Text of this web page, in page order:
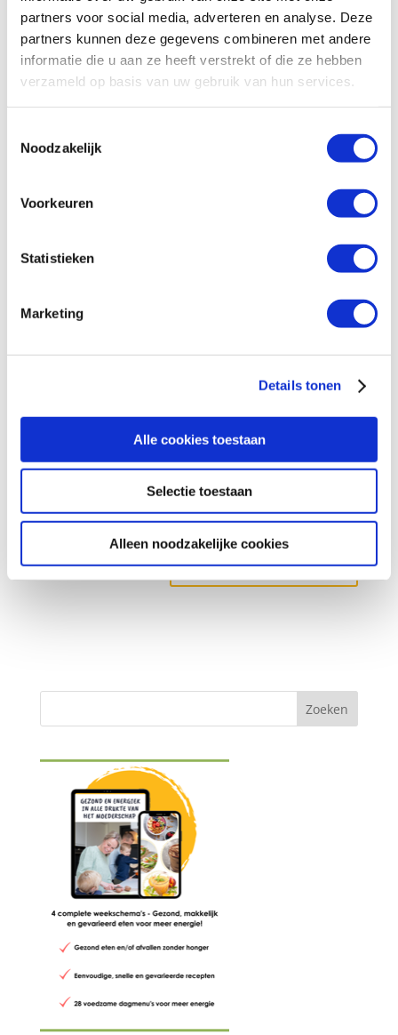
partners voor social media, adverteren en analyse. Deze
partners kunnen deze gegevens combineren met andere
informatie die u aan ze heeft verstrekt of die ze hebben
verzameld op basis van uw gebruik van hun services.
Noodzakelijk
Voorkeuren
Statistieken
Marketing
Details tonen
Alle cookies toestaan
Selectie toestaan
Alleen noodzakelijke cookies
Meld je danhier aan voor online coaching.
Je e-mailadres wordt niet gepubliceerd.